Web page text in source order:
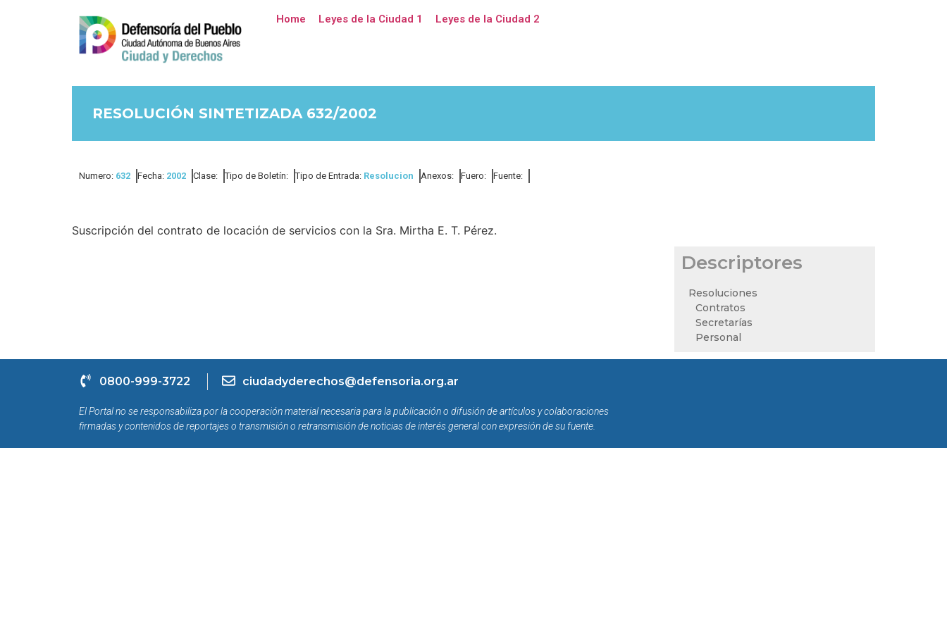
Home Leyes de la Ciudad 1 Leyes de la Ciudad 2
RESOLUCIÓN SINTETIZADA 632/2002
Numero: 632 Fecha: 2002 Clase: Tipo de Boletín: Tipo de Entrada: Resolucion Anexos: Fuero: Fuente:
Suscripción del contrato de locación de servicios con la Sra. Mirtha E. T. Pérez.
Descriptores
Resoluciones
Contratos
Secretarías
Personal
0800-999-3722 ciudadyderechos@defensoria.org.ar
El Portal no se responsabiliza por la cooperación material necesaria para la publicación o difusión de artículos y colaboraciones
firmadas y contenidos de reportajes o transmisión o retransmisión de noticias de interés general con expresión de su fuente.